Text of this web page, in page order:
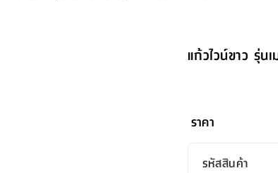
แก้วไวน์ขาว รุ่
ราคา
รหัสสินค้า